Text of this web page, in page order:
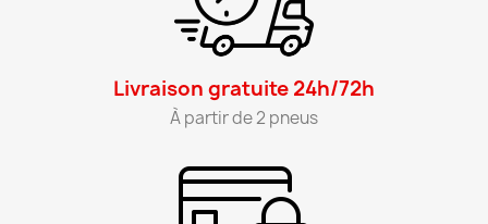
Livraison gratuite 24h/72h​
À partir de 2 pneus​